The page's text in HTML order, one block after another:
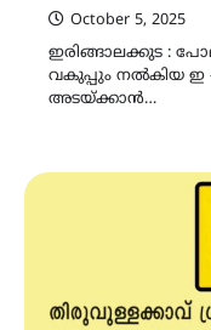
October 5, 2025
ഇരിങ്ങാലക്കുട :
വകുപ്പും നല്‍കിയ ഇ -
അടയ്ക്കാന്‍…